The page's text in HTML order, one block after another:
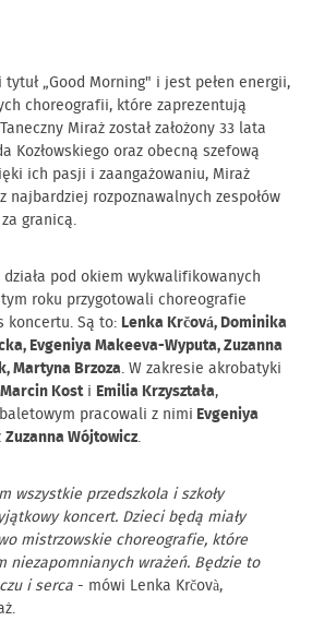
„Good Morning" i jest pełen energii,
choreografii, które zaprezentują
Miraż został założony 33 lata
Kozłowskiego oraz obecną szefową
ich pasji i zaangażowaniu, Miraż
najbardziej rozpoznawalnych zespołów
granicą.
działa pod okiem wykwalifikowanych
roku przygotowali choreografie
koncertu. Są to: Lenka Krčová, Dominika
Evgeniya Makeeva-Wyputa, Zuzanna
Martyna Brzoza. W zakresie akrobatyki
Marcin Kosti Emilia Krzyształa,
pracowali z nimi Evgeniya
Zuzanna Wójtowicz.
wszystkie przedszkola i szkoły
koncert. Dzieci będą miały
mistrzowskie choreografie, które
niezapomnianych wrażeń. Będzie to
i serca - mówi Lenka Krčovà,